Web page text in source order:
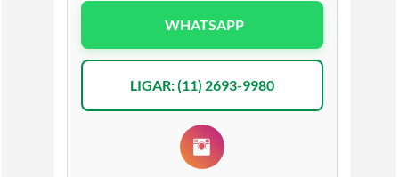
WHATSAPP
LIGAR: (11) 2693-9980